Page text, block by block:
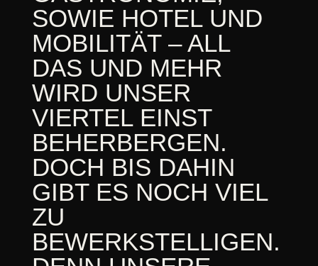
SOWIE HOTEL UND
MOBILITÄT – ALL
DAS UND MEHR
WIRD UNSER
VIERTEL EINST
BEHERBERGEN.
DOCH BIS DAHIN
GIBT ES NOCH VIEL
ZU
BEWERKSTELLIGEN.